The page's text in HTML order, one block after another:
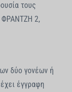
τους
2,
δύο γονέων ή
έγγραφη